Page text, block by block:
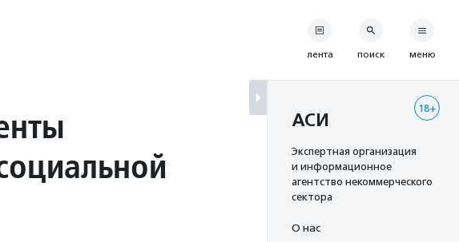
лента поиск меню
18+
АСИ
Экспертная организация
и информационное
агентство некоммерческого
сектора
О нас